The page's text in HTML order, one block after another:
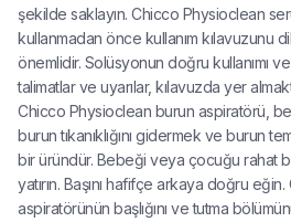
şekilde saklayın. Chicco Physioclean
kullanmadan önce kullanım kılavuzunu
önemlidir. Solüsyonun doğru kullanımı
talimatlar ve uyarılar, kılavuzda yer
Chicco Physioclean burun aspiratörü,
burun tıkanıklığını gidermek ve burun
bir üründür. Bebeği veya çocuğu rahat
yatırın. Başını hafifçe arkaya doğru
aspiratörünün başlığını ve tutma